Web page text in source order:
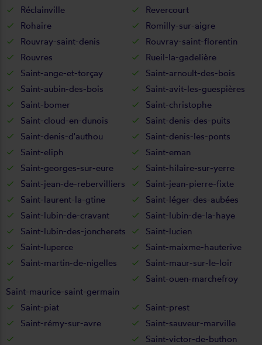
Réclainville
Revercourt
Rohaire
Romilly-sur-aigre
Rouvray-saint-denis
Rouvray-saint-florentin
Rouvres
Rueil-la-gadelière
Saint-ange-et-torçay
Saint-arnoult-des-bois
Saint-aubin-des-bois
Saint-avit-les-guespières
Saint-bomer
Saint-christophe
Saint-cloud-en-dunois
Saint-denis-des-puits
Saint-denis-d'authou
Saint-denis-les-ponts
Saint-eliph
Saint-eman
Saint-georges-sur-eure
Saint-hilaire-sur-yerre
Saint-jean-de-rebervilliers
Saint-jean-pierre-fixte
Saint-laurent-la-gtine
Saint-léger-des-aubées
Saint-lubin-de-cravant
Saint-lubin-de-la-haye
Saint-lubin-des-joncherets
Saint-lucien
Saint-luperce
Saint-maixme-hauterive
Saint-martin-de-nigelles
Saint-maur-sur-le-loir
Saint-maurice-saint-germain
Saint-ouen-marchefroy
Saint-piat
Saint-prest
Saint-rémy-sur-avre
Saint-sauveur-marville
Saint-victor-de-buthon